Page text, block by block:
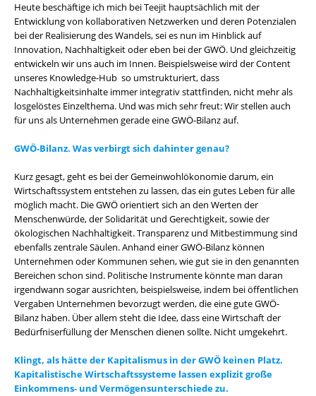
Heute beschäftige ich mich bei Teejit hauptsächlich mit der
Entwicklung von kollaborativen Netzwerken und deren Potenzialen
bei der Realisierung des Wandels, sei es nun im Hinblick auf
Innovation, Nachhaltigkeit oder eben bei der GWÖ. Und gleichzeitig
entwickeln wir uns auch im Innen. Beispielsweise wird der Content
unseres Knowledge-Hub so umstrukturiert, dass
Nachhaltigkeitsinhalte immer integrativ stattfinden, nicht mehr als
losgelöstes Einzelthema. Und was mich sehr freut: Wir stellen auch
für uns als Unternehmen gerade eine GWÖ-Bilanz auf.
GWÖ-Bilanz. Was verbirgt sich dahinter genau?
Kurz gesagt, geht es bei der Gemeinwohlökonomie darum, ein
Wirtschaftssystem entstehen zu lassen, das ein gutes Leben für alle
möglich macht. Die GWÖ orientiert sich an den Werten der
Menschenwürde, der Solidarität und Gerechtigkeit, sowie der
ökologischen Nachhaltigkeit. Transparenz und Mitbestimmung sind
ebenfalls zentrale Säulen. Anhand einer GWÖ-Bilanz können
Unternehmen oder Kommunen sehen, wie gut sie in den genannten
Bereichen schon sind. Politische Instrumente könnte man daran
irgendwann sogar ausrichten, beispielsweise, indem bei öffentlichen
Vergaben Unternehmen bevorzugt werden, die eine gute GWÖ-
Bilanz haben. Über allem steht die Idee, dass eine Wirtschaft der
Bedürfniserfüllung der Menschen dienen sollte. Nicht umgekehrt.
Klingt, als hätte der Kapitalismus in der GWÖ keinen Platz.
Kapitalistische Wirtschaftssysteme lassen explizit große
Einkommens- und Vermögensunterschiede zu.